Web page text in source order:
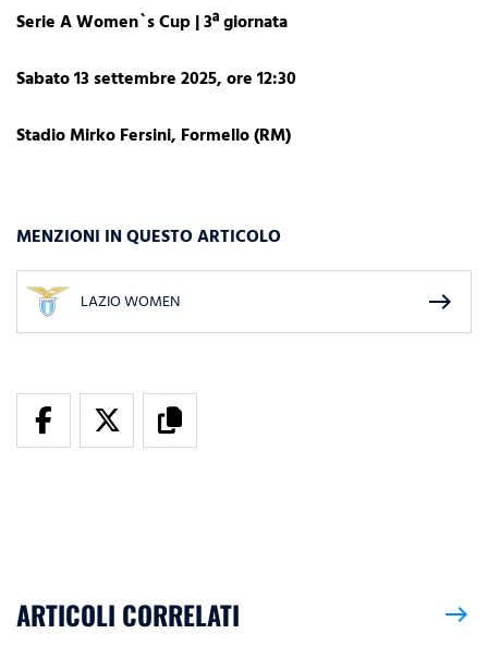
Serie A Women`s Cup | 3ª giornata
Sabato 13 settembre 2025, ore 12:30
Stadio Mirko Fersini, Formello (RM)
MENZIONI IN QUESTO ARTICOLO
LAZIO WOMEN east
ARTICOLI CORRELATI east